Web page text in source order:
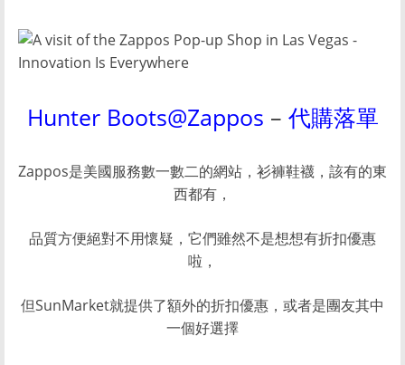
Hunter Boots@Zappos – 代購落單
Zappos是美國服務數一數二的網站，衫褲鞋襪，該有的東
西都有，
品質方便絕對不用懷疑，它們雖然不是想想有折扣優惠
啦，
但SunMarket就提供了額外的折扣優惠，或者是團友其中
一個好選擇